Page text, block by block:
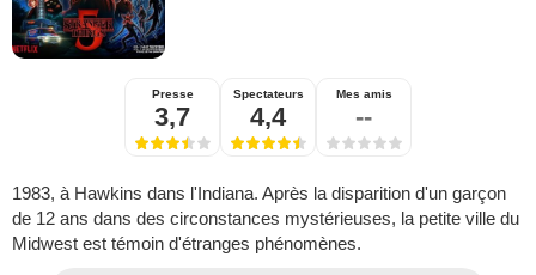
Presse
3,7
Spectateurs
4,4
Mes amis
--
1983, à Hawkins dans l'Indiana. Après la disparition d'un garçon
de 12 ans dans des circonstances mystérieuses, la petite ville du
Midwest est témoin d'étranges phénomènes.